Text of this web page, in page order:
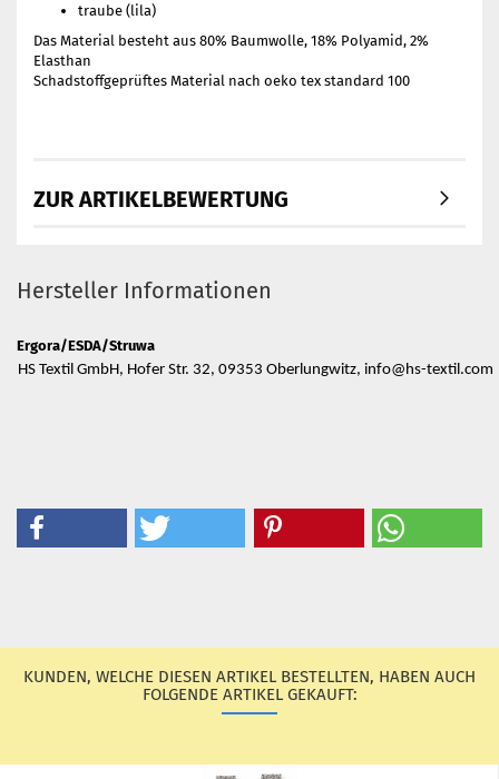
traube (lila)
Das Material besteht aus 80% Baumwolle, 18% Polyamid, 2%
Elasthan
Schadstoffgeprüftes Material nach oeko tex standard 100
ZUR ARTIKELBEWERTUNG
Hersteller Informationen
Ergora/ESDA/Struwa
HS Textil GmbH, Hofer Str. 32, 09353 Oberlungwitz, info@hs-textil.com
KUNDEN, WELCHE DIESEN ARTIKEL BESTELLTEN, HABEN AUCH
FOLGENDE ARTIKEL GEKAUFT: